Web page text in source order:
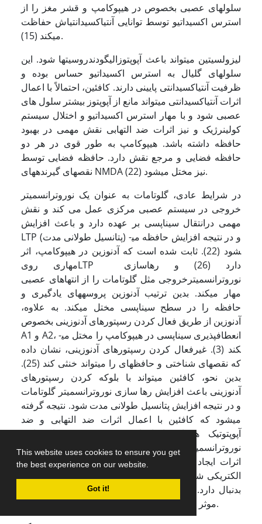
This website uses cookies to ensure you get
the best experience on our website.
Got it!
سلول­های عصبی بخصوص در هیپوکامپ و قشر مغز را از
استرس اکسیداتیو توسط توانایی آنتی­اکسیدانتی­اش حفاظت
می­کند (15).
لیزولسیتین می­تواند باعث آپوپتوزالیگودندروسیت­ها شود. این
سلول­های گلیال به استرس اکسیداتیو حساس بوده و
ظرفیت آنتی­اکسیدانتی پایینی دارند. کافئین، احتمالاً با اعمال
اثرات آنتی­اکسیدانتی می­تواند مانع از آپوپتوز بیشتر سلول های
عصبی شود و با مهار استرس اکسیداتیو و اختلال سیستم
کولینرژیک و نیز اثرات ضد التهابی نقش مهمی در بهبود
حافظه داشته باشد. هیپوکامپ به طور قوی در هر دو
حافظه فضایی و مرجع نقش دارد. حافظه فضایی توسط
نقص­های گیرنده­های NMDA نیز مختل می­شود (22).
در شرایط عادی، گلوتامات به عنوان یک نوروترانسمیتر
خروجی در سیستم عصبی مرکزی عمل می کند و نقش
مهمی درانتقال سیناپسی بر عهده دارد و باعث افزایش
LTP (پتانسیل طولانی مدت) و در نتیجه افزایش حافظه می­
شود (22). ثابت شده است که آدنوزین در هیپوکامپ، اثر
مهاری رویLTP دارد (26) و رهاسازی
نوروترانسمیترخروجی مثل گلوتامات را از انتهاهای عصبی
مهار می­کند. بدین ترتیب آدنوزین پروسه­های یادگیری و
حافظه را در سطح سیناپسی مختل می­کند. به علاوه،
آدنوزین از طریق فعال کردن رسپتورهای آدنوزینی بخصوص
A1 و A2، انعطاف­پذیری سیناپسی در هیپوکامپ را مختل می­
کند (3). غیرفعال کردن رسپتورهای آدنوزینی، نشان داده
که نقص­های شناختی و حافظه­ای را می­تواند خنثی کند (25).
بدین نحو، کافئین می­تواند با بلوکه کردن رسپتورهای
آدنوزینی باعث افزایش رها سازی نوروترانسمیتر گلوتامات
و در نتیجه افزایش پتانسیل طولانی مدت شود. نتیجه گرفته
می­شود که کافئین با اعمال اثرات ضد التهابی و ضد
آپوپتوتیک همراه با افزایش نوروژنز و رها سازی
نوروترانسمیترهای دخیل در افزایش حافظه، باعث مهار
اثرات ایجاد شده با لیزولسیتین و هدایت صحیح پیام­های
الکتریکی شود که این موارد افزایش حافظه و یادگیری را
بدنبال دارد. بنابراین کافئین، می تواند به عنوان یک ماده
موثر در بهبود عارضه های دمیلینه کننده پیشنهاد شود.